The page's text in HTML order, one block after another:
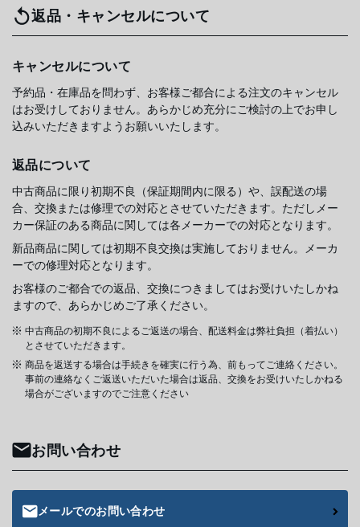
返品・キャンセルについて
キャンセルについて
予約品・在庫品を問わず、お客様ご都合による注文のキャンセル
はお受けしておりません。あらかじめ充分にご検討の上でお申し
込みいただきますようお願いいたします。
返品について
中古商品に限り初期不良（保証期間内に限る）や、誤配送の場
合、交換または修理での対応とさせていただきます。ただしメー
カー保証のある商品に関しては各メーカーでの対応となります。
新品商品に関しては初期不良交換は実施しておりません。メーカ
ーでの修理対応となります。
お客様のご都合での返品、交換につきましてはお受けいたしかね
ますので、あらかじめご了承ください。
中古商品の初期不良によるご返送の場合、配送料金は弊社負担（着払い）
とさせていただきます。
商品を返送する場合は手続きを確実に行う為、前もってご連絡ください。
事前の連絡なくご返送いただいた場合は返品、交換をお受けいたしかねる
場合がございますのでご注意ください
お問い合わせ
メールでのお問い合わせ